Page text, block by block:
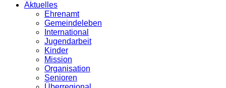
Aktuelles
Ehrenamt
Gemeindeleben
International
Jugendarbeit
Kinder
Mission
Organisation
Senioren